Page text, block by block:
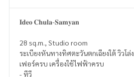
𝐈𝐝𝐞𝐨 𝐂𝐡𝐮𝐥𝐚-𝐒𝐚𝐦𝐲𝐚𝐧
28 sq.m., Studio room
ระเบียงหันทางทิศตะวันตกเฉียงใต้ วิวโล่ง
เฟอร์ครบ เครื่องใช้ไฟฟ้าครบ
- ทีวี